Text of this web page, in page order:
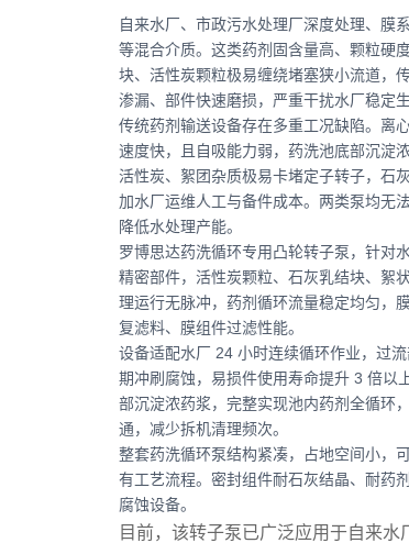
自来水厂、市政污水处理厂深度处理、膜
等混合介质。这类药剂固含量高、颗粒硬
块、活性炭颗粒极易缠绕堵塞狭小流道，
渗漏、部件快速磨损，严重干扰水厂稳定
传统药剂输送设备存在多重工况缺陷。离
速度快，且自吸能力弱，药洗池底部沉淀
活性炭、絮团杂质极易卡堵定子转子，石
加水厂运维人工与备件成本。两类泵均无
降低水处理产能。
罗博思达药洗循环专用凸轮转子泵，针对
精密部件，活性炭颗粒、石灰乳结块、絮
理运行无脉冲，药剂循环流量稳定均匀，
复滤料、膜组件过滤性能。
设备适配水厂 24 小时连续循环作业，过
期冲刷腐蚀，易损件使用寿命提升 3 倍以
部沉淀浓药浆，完整实现池内药剂全循环
通，减少拆机清理频次。
整套药洗循环泵结构紧凑，占地空间小，
有工艺流程。密封组件耐石灰结晶、耐药
腐蚀设备。
目前，该转子泵已广泛应用于自来